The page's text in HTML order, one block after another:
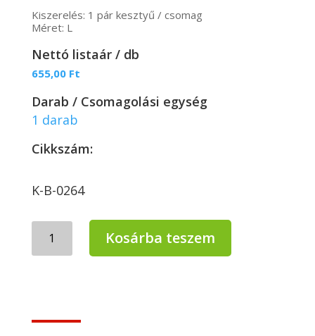
Kiszerelés: 1 pár kesztyű / csomag
Méret: L
Nettó listaár / db
655,00 Ft
Darab / Csomagolási egység
1 darab
Cikkszám:
K-B-0264
Extra
hosszú
Kosárba teszem